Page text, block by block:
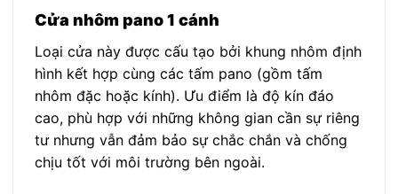
Cửa nhôm pano 1 cánh
Loại cửa này được cấu tạo bởi khung nhôm định
hình kết hợp cùng các tấm pano (gồm tấm
nhôm đặc hoặc kính). Ưu điểm là độ kín đáo
cao, phù hợp với những không gian cần sự riêng
tư nhưng vẫn đảm bảo sự chắc chắn và chống
chịu tốt với môi trường bên ngoài.